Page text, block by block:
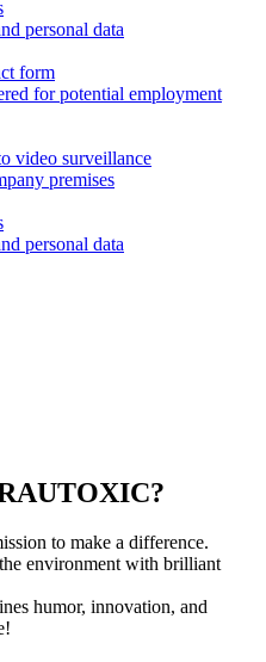
personal data
form
for potential employment
video surveillance
premises
personal data
to make a difference.
environment with brilliant
humor, innovation, and